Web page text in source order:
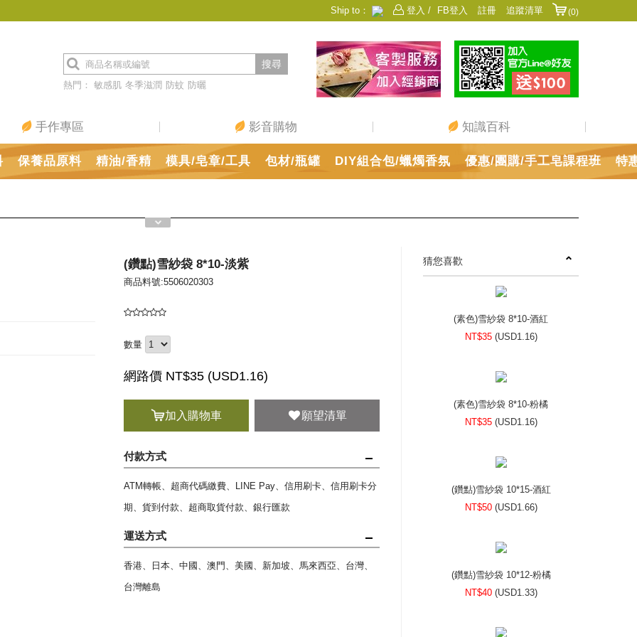
登入 / FB登入 註冊 追蹤清單
Ship to：
香港 日本 中國
澳門 美國 新加坡
熱門： 敏感肌 冬季滋潤 防蚊 防曬
搜尋
保養品原料 精油/香精 模具/皂章/工具 包材/瓶罐 DIY組合包/蠟燭香氛 優惠/團購/手工皂課程班 特
(0)
手作專區 影音購物 知識百科
(鑽點)雪紗袋 8*10-淡紫
商品料號:5506020303
數量
網路價 NT$35 (USD1.16)
加入購物車 願望清單
付款方式
ATM轉帳、超商代碼繳費、LINE Pay、信用刷卡、信用刷卡分
期、貨到付款、超商取貨付款、銀行匯款
運送方式
香港、日本、中國、澳門、美國、新加坡、馬來西亞、台灣、
台灣離島
猜您喜歡
(素色)雪紗袋 8*10-酒紅
NT$35 (USD1.16)
(素色)雪紗袋 8*10-粉橘
NT$35 (USD1.16)
(鑽點)雪紗袋 10*15-酒紅
NT$50 (USD1.66)
(鑽點)雪紗袋 10*12-粉橘
NT$40 (USD1.33)